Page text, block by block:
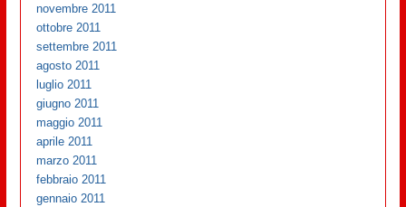
novembre 2011
ottobre 2011
settembre 2011
agosto 2011
luglio 2011
giugno 2011
maggio 2011
aprile 2011
marzo 2011
febbraio 2011
gennaio 2011